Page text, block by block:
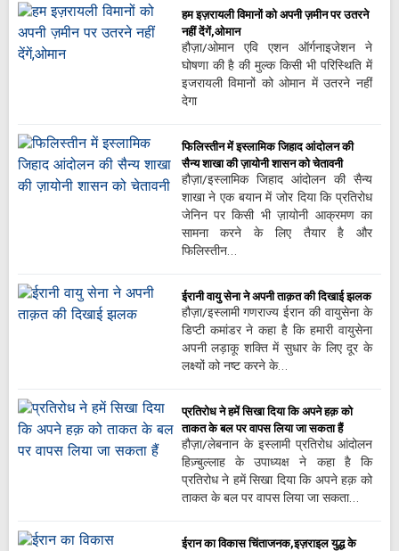
हम इज़रायली विमानों को अपनी ज़मीन पर उतरने
नहीं देंगें,ओमान
हौज़ा/ओमान एवि एशन ऑर्गनाइजेशन ने
घोषणा की है की मुल्क किसी भी परिस्थिति में
इजरायली विमानों को ओमान में उतरने नहीं
देगा
फिलिस्तीन में इस्लामिक जिहाद आंदोलन की
सैन्य शाखा की ज़ायोनी शासन को चेतावनी
हौज़ा/इस्लामिक जिहाद आंदोलन की सैन्य
शाखा ने एक बयान में जोर दिया कि प्रतिरोध
जेनिन पर किसी भी ज़ायोनी आक्रमण का
सामना करने के लिए तैयार है और
फिलिस्तीन…
ईरानी वायु सेना ने अपनी ताक़त की दिखाई झलक
हौज़ा/इस्लामी गणराज्य ईरान की वायुसेना के
डिप्टी कमांडर ने कहा है कि हमारी वायुसेना
अपनी लड़ाकू शक्ति में सुधार के लिए दूर के
लक्ष्यों को नष्ट करने के…
प्रतिरोध ने हमें सिखा दिया कि अपने हक़ को
ताकत के बल पर वापस लिया जा सकता हैं
हौज़ा/लेबनान के इस्लामी प्रतिरोध आंदोलन
हिज़्बुल्लाह के उपाध्यक्ष ने कहा है कि
प्रतिरोध ने हमें सिखा दिया कि अपने हक़ को
ताकत के बल पर वापस लिया जा सकता…
ईरान का विकास चिंताजनक,इज़राइल युद्ध के